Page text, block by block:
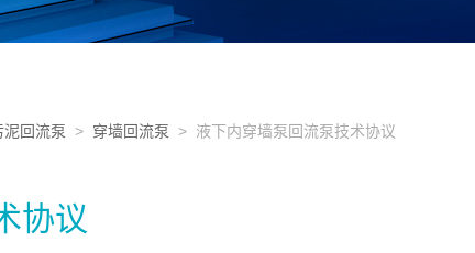
泥回流泵 > 穿墙回流泵 > 液下内穿墙泵回流泵技术协议
协议